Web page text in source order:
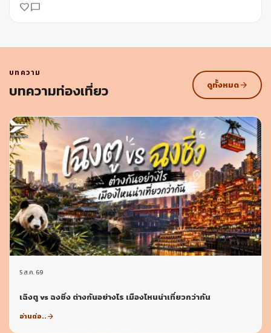
favorite_borderchat_bubble_outline
บทความ
บทความท่องเที่ยว ดูทั้งหมดarrow_forward
5 ส.ค. 69
เฉิงตู vs ฉงชิ่ง ต่างกันอย่างไร เมืองไหนน่าเที่ยวกว่ากัน
อ่านต่อ..arrow_forward